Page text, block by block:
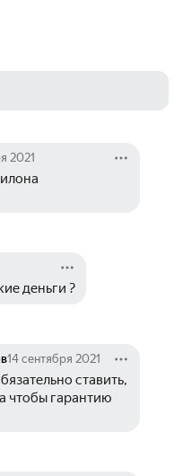
2021
деньги ?
14 сентября 2021
ставить,
чтобы гарантию